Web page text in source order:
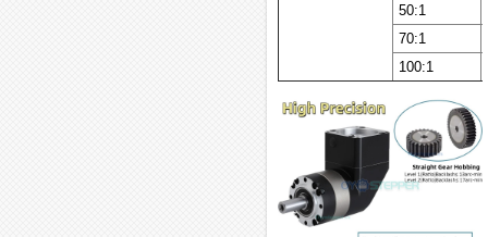
50:1
70:1
100:1